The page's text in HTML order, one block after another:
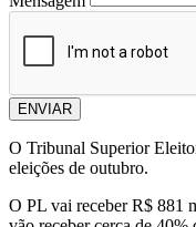
ENVIAR
O Tribunal Superior
eleições de outubro.
O PL vai receber R$ 881